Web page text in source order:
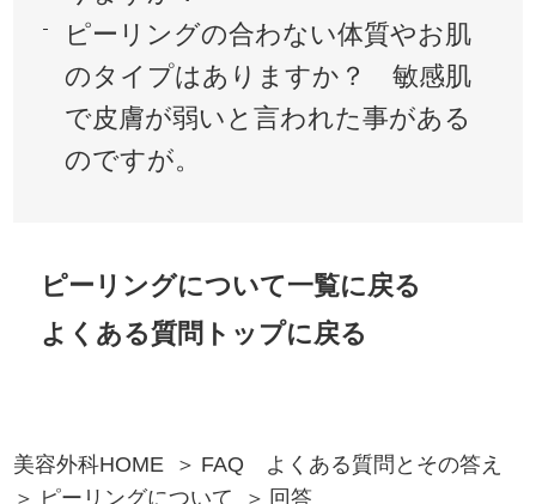
ピーリングの合わない体質やお肌
のタイプはありますか？ 敏感肌
で皮膚が弱いと言われた事がある
のですが。
ピーリングについて一覧に戻る
よくある質問トップに戻る
美容外科HOME
FAQ よくある質問とその答え
ピーリングについて
回答